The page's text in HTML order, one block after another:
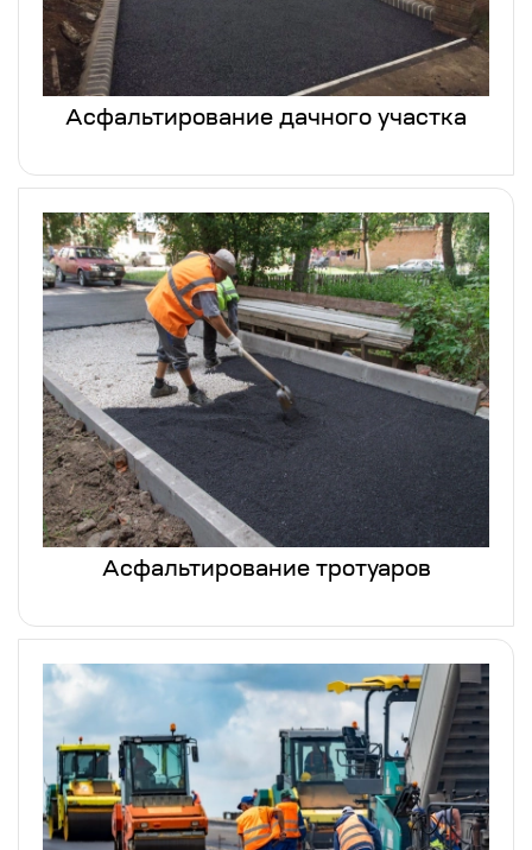
Асфальтирование дачного участка
Асфальтирование тротуаров